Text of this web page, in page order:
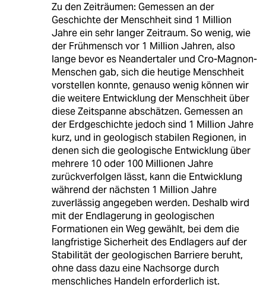
Zu den Zeiträumen: Gemessen an der
Geschichte der Menschheit sind 1 Million
Jahre ein sehr langer Zeitraum. So wenig, wie
der Frühmensch vor 1 Million Jahren, also
lange bevor es Neandertaler und Cro-Magnon-
Menschen gab, sich die heutige Menschheit
vorstellen konnte, genauso wenig können wir
die weitere Entwicklung der Menschheit über
diese Zeitspanne abschätzen. Gemessen an
der Erdgeschichte jedoch sind 1 Million Jahre
kurz, und in geologisch stabilen Regionen, in
denen sich die geologische Entwicklung über
mehrere 10 oder 100 Millionen Jahre
zurückverfolgen lässt, kann die Entwicklung
während der nächsten 1 Million Jahre
zuverlässig angegeben werden. Deshalb wird
mit der Endlagerung in geologischen
Formationen ein Weg gewählt, bei dem die
langfristige Sicherheit des Endlagers auf der
Stabilität der geologischen Barriere beruht,
ohne dass dazu eine Nachsorge durch
menschliches Handeln erforderlich ist.